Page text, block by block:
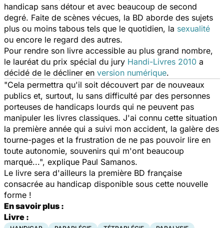
handicap sans détour et avec beaucoup de second
degré. Faite de scènes vécues, la BD aborde des sujets
plus ou moins tabous tels que le quotidien, la sexualité
ou encore le regard des autres.
Pour rendre son livre accessible au plus grand nombre,
le lauréat du prix spécial du jury Handi-Livres 2010 a
décidé de le décliner en version numérique.
"Cela permettra qu'il soit découvert par de nouveaux
publics et, surtout, lu sans difficulté par des personnes
porteuses de handicaps lourds qui ne peuvent pas
manipuler les livres classiques. J'ai connu cette situation
la première année qui a suivi mon accident, la galère des
tourne-pages et la frustration de ne pas pouvoir lire en
toute autonomie, souvenirs qui m'ont beaucoup
marqué...", explique Paul Samanos.
Le livre sera d'ailleurs la première BD française
consacrée au handicap disponible sous cette nouvelle
forme !
En savoir plus :
Livre :